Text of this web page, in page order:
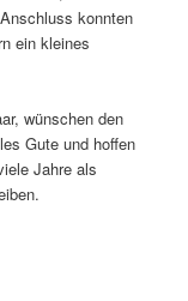
konnten
ein kleines
wünschen den
Gute und hoffen
Jahre als